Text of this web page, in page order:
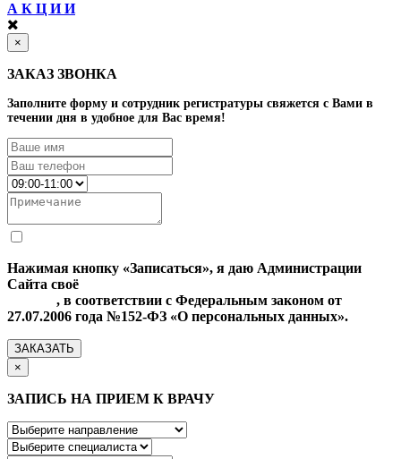
А К Ц И И
×
ЗАКАЗ ЗВОНКА
Заполните форму и сотрудник регистратуры свяжется с Вами в
течении дня в удобное для Вас время!
Нажимая кнопку «Записаться», я даю Администрации
Сайта своё
, в соответствии с Федеральным законом от
27.07.2006 года №152-ФЗ «О персональных данных».
ЗАКАЗАТЬ
×
ЗАПИСЬ НА ПРИЕМ К ВРАЧУ